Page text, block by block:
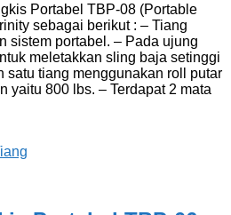
Portabel TBP-08 (Portable
sebagai berikut : – Tiang
sistem portabel. – Pada ujung
meletakkan sling baja setinggi
satu tiang menggunakan roll putar
yaitu 800 lbs. – Terdapat 2 mata